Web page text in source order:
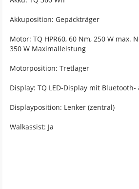
Akkuposition: Gepäckträger
Motor: TQ HPR60, 60 Nm, 250 W max.
350 W Maximalleistung
Motorposition: Tretlager
Display: TQ LED-Display mit
Displayposition: Lenker (zentral)
Walkassist: Ja